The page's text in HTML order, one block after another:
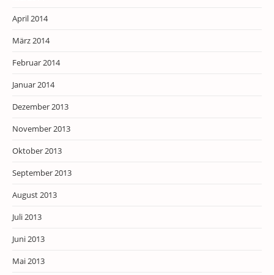
April 2014
März 2014
Februar 2014
Januar 2014
Dezember 2013
November 2013
Oktober 2013
September 2013
August 2013
Juli 2013
Juni 2013
Mai 2013